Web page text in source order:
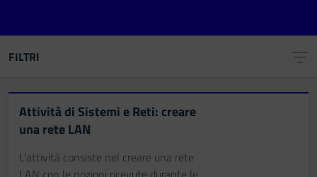
FILTRI
Attività di Sistemi e Reti: creare
una rete LAN
L'attività consiste nel creare una rete